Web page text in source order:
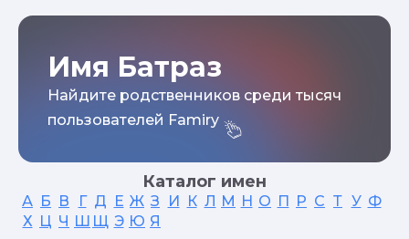
Имя Батраз
Найдите родственников среди тысяч
пользователей Famiry
Каталог имен
А Б В Г Д Е Ж З И К Л М Н О П Р С Т У Ф
Х Ц Ч Ш Щ Э Ю Я